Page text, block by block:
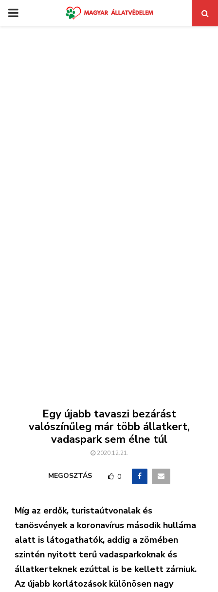
PRIMARY
Egy újabb tavaszi bezárást
valószínűleg már több állatkert,
vadaspark sem élne túl
2020.12.21.
MEGOSZTÁS 0
Míg az erdők, turistaútvonalak és
tanösvények a koronavírus második hulláma
alatt is látogathatók, addig a zömében
szintén nyitott terű vadasparkoknak és
állatkerteknek ezúttal is be kellett zárniuk.
Az újabb korlátozások különösen nagy